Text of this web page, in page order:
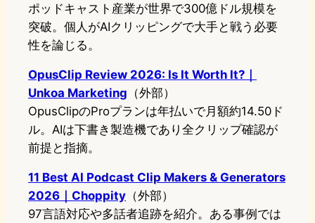
ポッドキャスト産業が世界で300億ドル規模を
突破。個人がAIクリッピングで大手と戦う必要
性を論じる。
OpusClip Review 2026: Is It Worth It?｜
Unkoa Marketing （外部）
OpusClipのProプランは年払いで月額約14.50ド
ル。AIは下書き製造機であり全クリップ確認が
前提と指摘。
11 Best AI Podcast Clip Makers & Generators
2026｜Choppity （外部）
97言語対応や多話者追跡を紹介。ある事例では